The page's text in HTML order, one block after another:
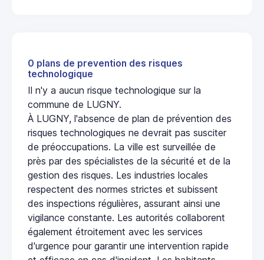
0 plans de prevention des risques
technologique
Il n'y a aucun risque technologique sur la
commune de LUGNY.
À LUGNY, l'absence de plan de prévention des
risques technologiques ne devrait pas susciter
de préoccupations. La ville est surveillée de
près par des spécialistes de la sécurité et de la
gestion des risques. Les industries locales
respectent des normes strictes et subissent
des inspections régulières, assurant ainsi une
vigilance constante. Les autorités collaborent
également étroitement avec les services
d'urgence pour garantir une intervention rapide